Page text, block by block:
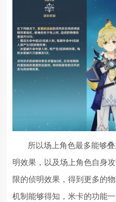
所以场上角色最多能够
明效果，以及场上角色自身
限的侦明效果，得到更多的
机制能够得知，米卡的功能